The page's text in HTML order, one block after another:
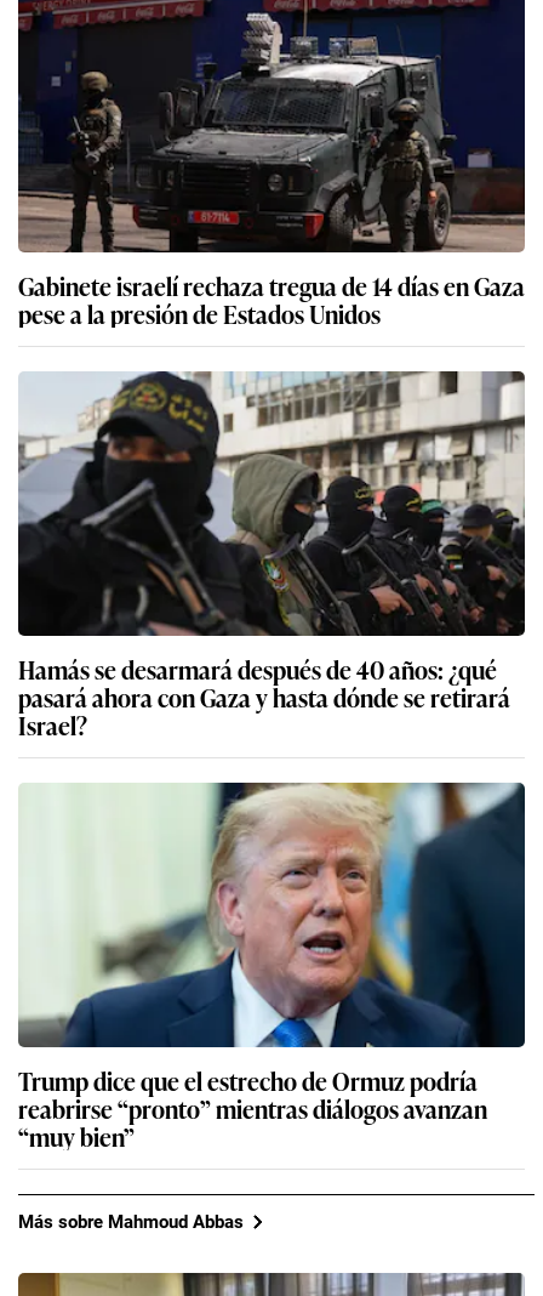
Gabinete israelí rechaza tregua de 14 días en Gaza
pese a la presión de Estados Unidos
Hamás se desarmará después de 40 años: ¿qué
pasará ahora con Gaza y hasta dónde se retirará
Israel?
Trump dice que el estrecho de Ormuz podría
reabrirse “pronto” mientras diálogos avanzan
“muy bien”
Más sobre Mahmoud Abbas